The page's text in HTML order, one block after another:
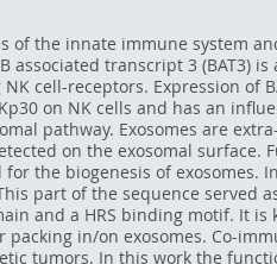
of the innate immune system
associated transcript 3 (BAT3)
cell-receptors. Expression
on NK cells and has an
pathway. Exosomes are
on the exosomal
for the biogenesis of
part of the sequence served
and a HRS binding motif. It
in/on exosomes. Co-
tumors. In this work the